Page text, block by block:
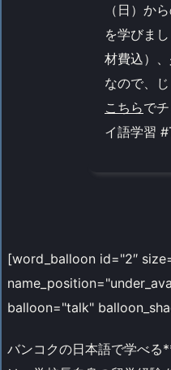
（日）か
を学びまし
材費込）
なので、
こちらで
イ語学習
[word_balloon id="2″
balloon="talk"
バンコクの日本語で学べ